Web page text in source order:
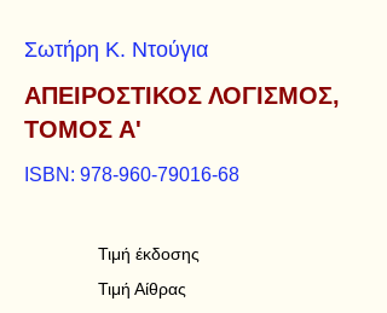
Σωτήρη Κ. Ντούγια
ΑΠΕΙΡΟΣΤΙΚΟΣ ΛΟΓΙΣΜΟΣ,
ΤΟΜΟΣ Α'
ISBN: 978-960-79016-68
Τιμή έκδοσης
Τιμή Αίθρας